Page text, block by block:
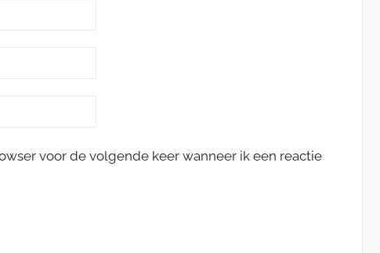
voor de volgende keer wanneer ik een reactie